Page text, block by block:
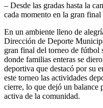
– Desde las gradas hasta la
cada momento en la gran
En un ambiente lleno de
Dirección de Deporte
gran final del torneo de fútbol
donde familias enteras se
deportiva que destacó por su
este torneo las actividades
cierre, lo que dejó un balance
activa de la comunidad.